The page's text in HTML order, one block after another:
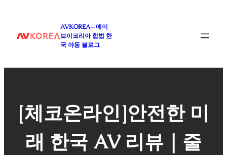
로
AVKOREA – 에이
브이코리아 합법 한
국 야동 블로그
[체코온라인]안전한 미
래 한국 AV 리뷰｜줄